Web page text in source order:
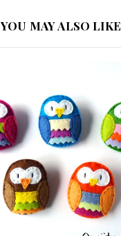
YOU MAY ALSO LIKE